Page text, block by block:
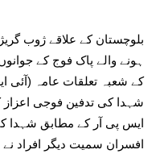
بلوچستان کے علاقے ژوب
ہونے والے پاک فوج کے
کے شعبہ تعلقات عامہ (آئی
شہدا کی تدفین فوجی اعزاز
ایس پی آر کے مطابق شہدا
افسران سمیت دیگر افراد